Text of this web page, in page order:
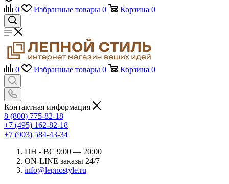
0 Избранные товары 0 Корзина 0
0 Избранные товары 0 Корзина 0
Контактная информация
8 (800) 775-82-18
+7 (495) 162-82-18
+7 (903) 584-43-34
ПН - ВС 9:00 — 20:00
ON-LINE заказы 24/7
info@lepnostyle.ru